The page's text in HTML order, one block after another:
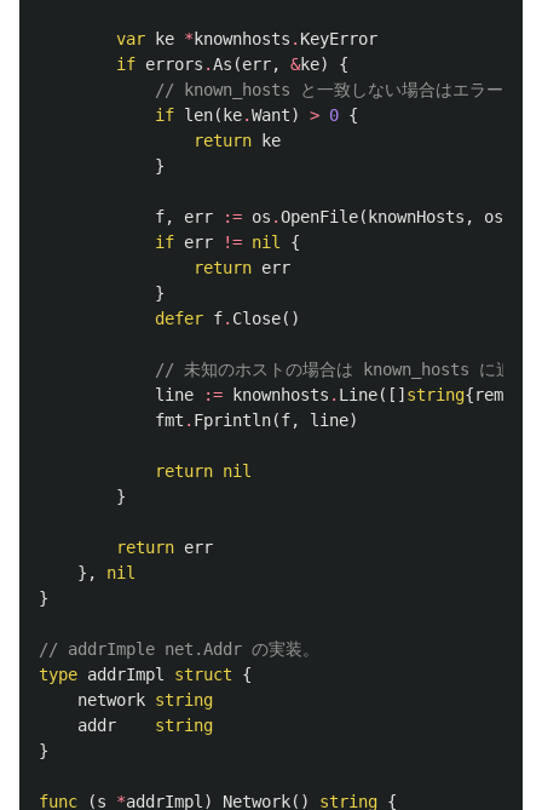
var ke * knownhosts . KeyError
if errors .As (err, &ke)
{
// known_hosts と一致しない場合はエラー
if len( ke.Want) > 0 {
return
ke
}
f, err := os .OpenFile( knownHosts , os
if err != nil
{
return err
}
defer f. Close()
// 未知のホストの場合は known_hosts に追記
line
:= knownhosts . Line([] string{remote
fmt . Fprintln(f, line)
return nil
}
return err
},
nil
}
// addrImple net.Addr の実装。
type addrImpl struct
{
network string
addr
string
}
func (s *addrImpl) Network() string {